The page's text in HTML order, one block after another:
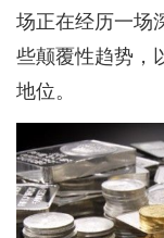
场正在经历一场
些颠覆性趋势，
地位。